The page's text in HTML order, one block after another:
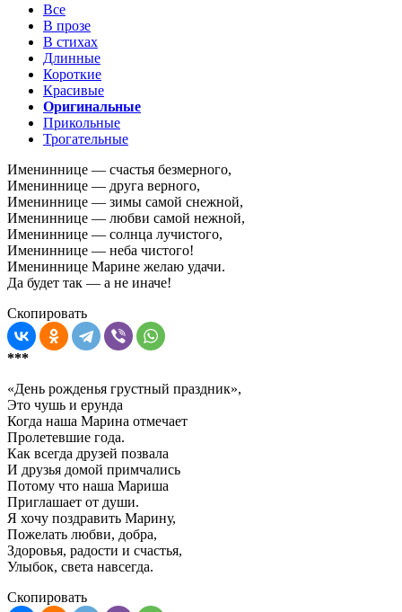
Все
В прозе
В стихах
Длинные
Короткие
Красивые
Оригинальные
Прикольные
Трогательные
Имениннице — счастья безмерного,
Имениннице — друга верного,
Имениннице — зимы самой снежной,
Имениннице — любви самой нежной,
Имениннице — солнца лучистого,
Имениннице — неба чистого!
Имениннице Марине желаю удачи.
Да будет так — а не иначе!
Скопировать
***
«День рожденья грустный праздник»,
Это чушь и ерунда
Когда наша Марина отмечает
Пролетевшие года.
Как всегда друзей позвала
И друзья домой примчались
Потому что наша Мариша
Приглашает от души.
Я хочу поздравить Марину,
Пожелать любви, добра,
Здоровья, радости и счастья,
Улыбок, света навсегда.
Скопировать